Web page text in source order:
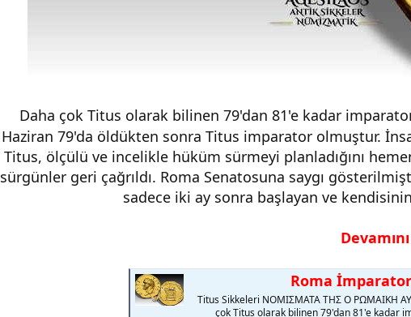
Daha çok Titus olarak bilinen 79'dan 81'e kadar
Haziran 79'da öldükten sonra Titus imparator olmuştur.
Titus, ölçülü ve incelikle hüküm sürmeyi planladığını
sürgünler geri çağrıldı. Roma Senatosuna saygı
sadece iki ay sonra başlayan ve
Roma
Titus Sikkeleri ΝΟΜΙΣΜΑΤΑ ΤΗΣ Ο ΡΩΜΑIΚΗ
çok Titus olarak bilinen 79'dan 81'e kadar